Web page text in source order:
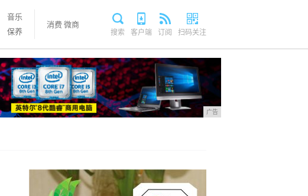
音乐
保养
消费 微商
搜索 客户端 订阅 扫码关注
广告